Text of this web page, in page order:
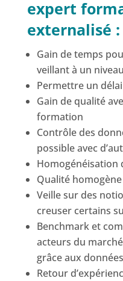
expert
externalisé :
Gain de temps
veillant à un
Permettre un
Gain de qualité
formation
Contrôle des
possible avec
Homogénéisation
Qualité
Veille sur des
creuser certains
Benchmark et
acteurs du
grâce aux
Retour